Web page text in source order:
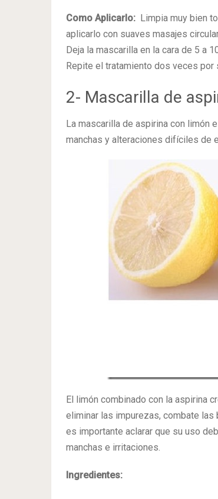
Como Aplicarlo: Limpia muy bien
aplicarlo con suaves masajes
Deja la mascarilla en la cara de 5 a
Repite el tratamiento dos veces por
2- Mascarilla de
La mascarilla de aspirina con limón
manchas y alteraciones difíciles de
El limón combinado con la aspirina
eliminar las impurezas, combate
es importante aclarar que su uso
manchas e irritaciones.
Ingredientes: